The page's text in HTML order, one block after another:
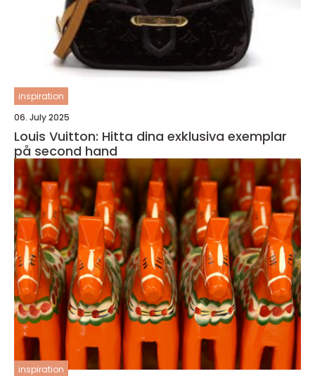
inspiration
06. July 2025
Louis Vuitton: Hitta dina exklusiva exemplar
på second hand
inspiration